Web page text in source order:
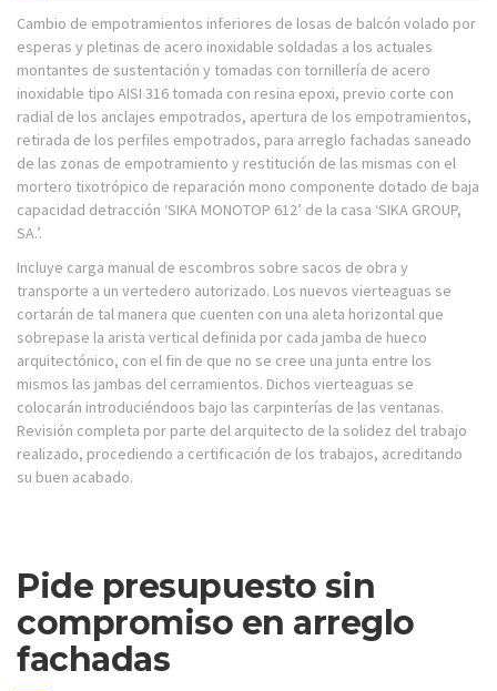
Cambio de empotramientos inferiores de losas de balcón volado por
esperas y pletinas de acero inoxidable soldadas a los actuales
montantes de sustentación y tomadas con tornillería de acero
inoxidable tipo AISI 316 tomada con resina epoxi, previo corte con
radial de los anclajes empotrados, apertura de los empotramientos,
retirada de los perfiles empotrados, para arreglo fachadas saneado
de las zonas de empotramiento y restitución de las mismas con el
mortero tixotrópico de reparación mono componente dotado de baja
capacidad detracción ‘SIKA MONOTOP 612’ de la casa ‘SIKA GROUP,
SA.’.
Incluye carga manual de escombros sobre sacos de obra y
transporte a un vertedero autorizado. Los nuevos vierteaguas se
cortarán de tal manera que cuenten con una aleta horizontal que
sobrepase la arista vertical definida por cada jamba de hueco
arquitectónico, con el fin de que no se cree una junta entre los
mismos las jambas del cerramientos. Dichos vierteaguas se
colocarán introduciéndoos bajo las carpinterías de las ventanas.
Revisión completa por parte del arquitecto de la solidez del trabajo
realizado, procediendo a certificación de los trabajos, acreditando
su buen acabado.
Pide presupuesto sin
compromiso en arreglo
fachadas